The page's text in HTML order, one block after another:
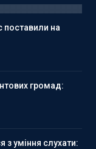
поставили на
громад:
з уміння слухати: